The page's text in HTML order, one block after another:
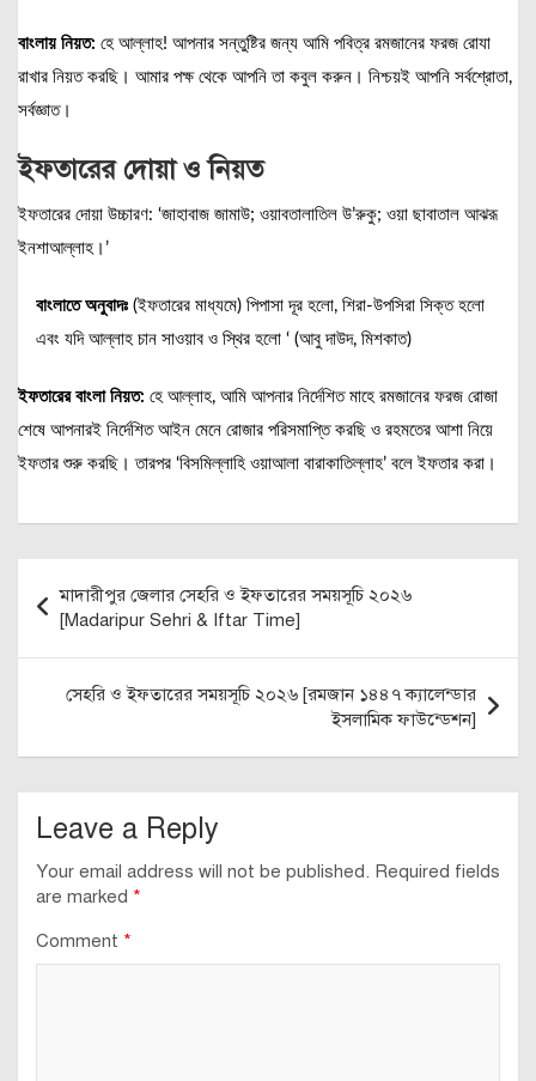
বাংলায় নিয়ত: হে আল্লাহ! আপনার সন্তুষ্টির জন্য আমি পবিত্র রমজানের ফরজ রোযা
রাখার নিয়ত করছি। আমার পক্ষ থেকে আপনি তা কবুল করুন। নিশ্চয়ই আপনি সর্বশ্রোতা,
সর্বজ্ঞাত।
ইফতারের দোয়া ও নিয়ত
ইফতারের দোয়া উচ্চারণ: ‘জাহাবাজ জামাউ; ওয়াবতালাতিল উ’রুকু; ওয়া ছাবাতাল আঝরূ
ইনশাআল্লাহ।’
বাংলাতে অনুবাদঃ (ইফতারের মাধ্যমে) পিপাসা দূর হলো, শিরা-উপসিরা সিক্ত হলো
এবং যদি আল্লাহ চান সাওয়াব ও স্থির হলো ‘ (আবু দাউদ, মিশকাত)
ইফতারের বাংলা নিয়ত: হে আল্লাহ, আমি আপনার নির্দেশিত মাহে রমজানের ফরজ রোজা
শেষে আপনারই নির্দেশিত আইন মেনে রোজার পরিসমাপ্তি করছি ও রহমতের আশা নিয়ে
ইফতার শুরু করছি। তারপর ‘বিসমিল্লাহি ওয়াআলা বারাকাতিল্লাহ’ বলে ইফতার করা।
navigation
মাদারীপুর জেলার সেহরি ও ইফতারের সময়সূচি ২০২৬
[Madaripur Sehri & Iftar Time]
সেহরি ও ইফতারের সময়সূচি ২০২৬ [রমজান ১৪৪৭ ক্যালেন্ডার
ইসলামিক ফাউন্ডেশন]
Leave a Reply
Your email address will not be published. Required fields
are marked *
Comment *